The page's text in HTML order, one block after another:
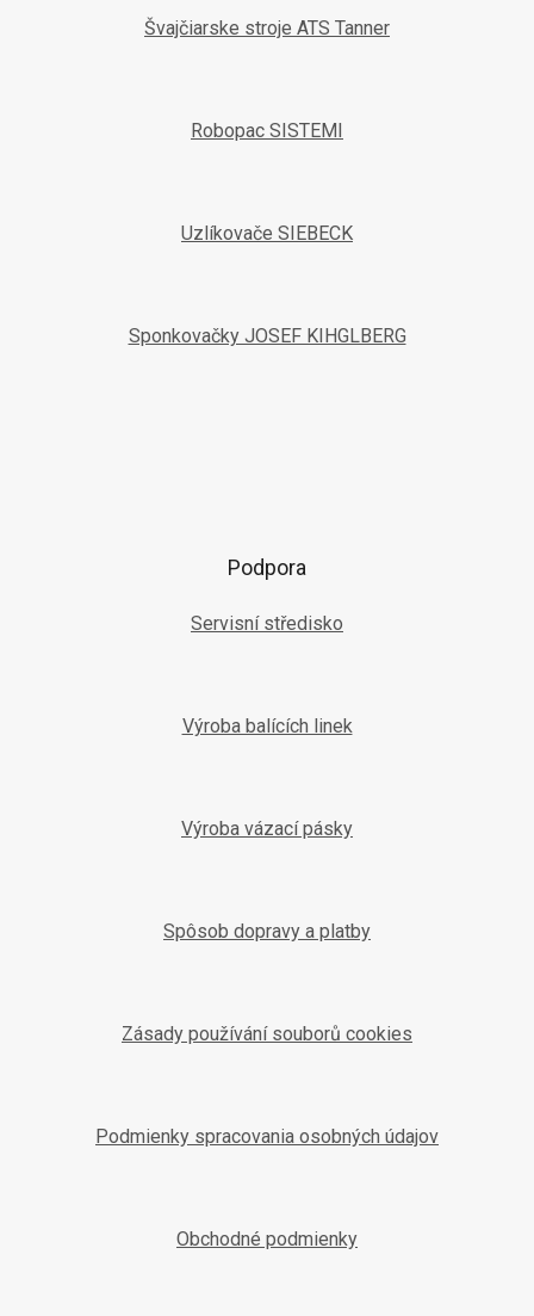
Švajčiarske stroje ATS Tanner
Robopac SISTEMI
Uzlíkovače SIEBECK
Sponkovačky JOSEF KIHGLBERG
Podpora
Servisní středisko
Výroba balících linek
Výroba vázací pásky
Spôsob dopravy a platby
Zásady používání souborů cookies
Podmienky spracovania osobných údajov
Obchodné podmienky